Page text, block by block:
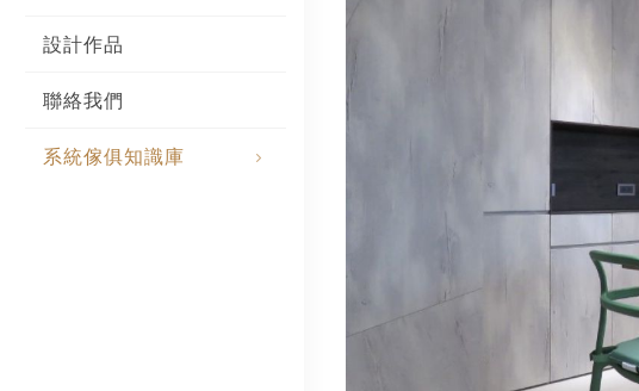
設計作品
聯絡我們
系統傢俱知識庫